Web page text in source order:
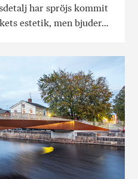
har spröjs kommit
estetik, men bjuder…